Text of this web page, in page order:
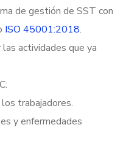
de gestión de SST con
ISO 45001:2018.
actividades que ya
trabajadores.
y enfermedades